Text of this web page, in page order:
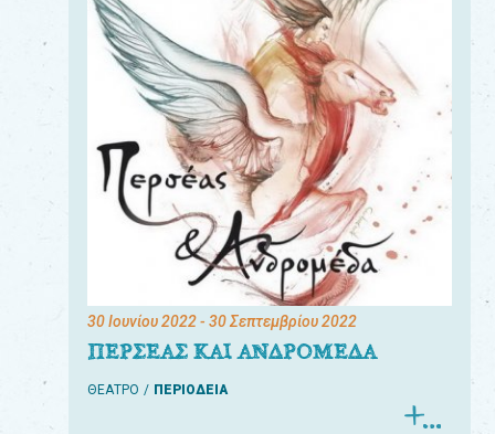
30 Ιουνίου 2022- 30 Σεπτεμβρίου 2022
ΠΕΡΣΕΑΣ ΚΑΙ ΑΝΔΡΟΜΕΔΑ
ΘΕΑΤΡΟ ΠΕΡΙΟΔΕΙΑ